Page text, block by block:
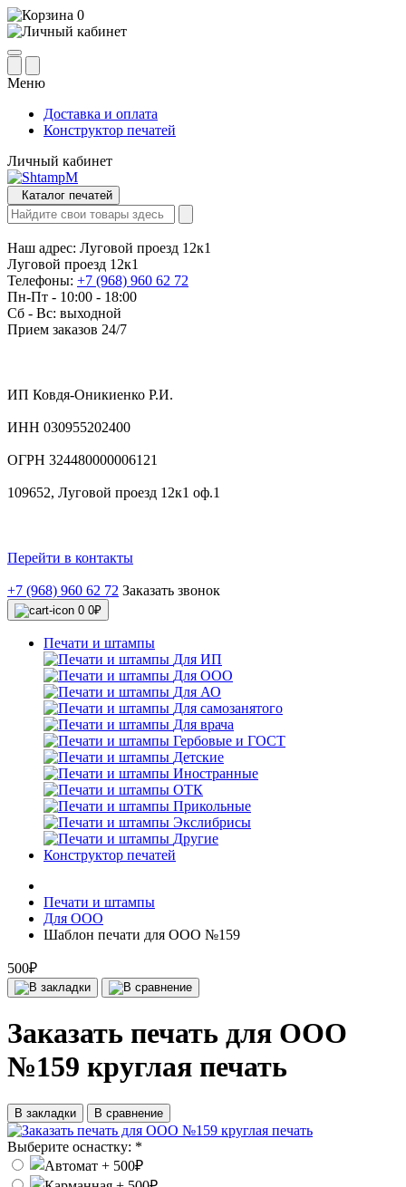
0
Меню
Доставка и оплата
Конструктор печатей
Личный кабинет
Каталог печатей
Наш адрес: Луговой проезд 12к1
Луговой проезд 12к1
Телефоны: +7 (968) 960 62 72
Пн-Пт - 10:00 - 18:00
Сб - Вс: выходной
Прием заказов 24/7
ИП Ковдя-Оникиенко Р.И.
ИНН 030955202400
ОГРН 324480000006121
109652, Луговой проезд 12к1 оф.1
Перейти в контакты
+7 (968) 960 62 72 Заказать звонок
0 0₽
Печати и штампы
Для ИП
Для ООО
Для АО
Для самозанятого
Для врача
Гербовые и ГОСТ
Детские
Иностранные
ОТК
Прикольные
Экслибрисы
Другие
Конструктор печатей
Печати и штампы
Для ООО
Шаблон печати для ООО №159
500₽
Заказать печать для ООО
№159 круглая печать
В закладки В сравнение
Выберите оснастку: *